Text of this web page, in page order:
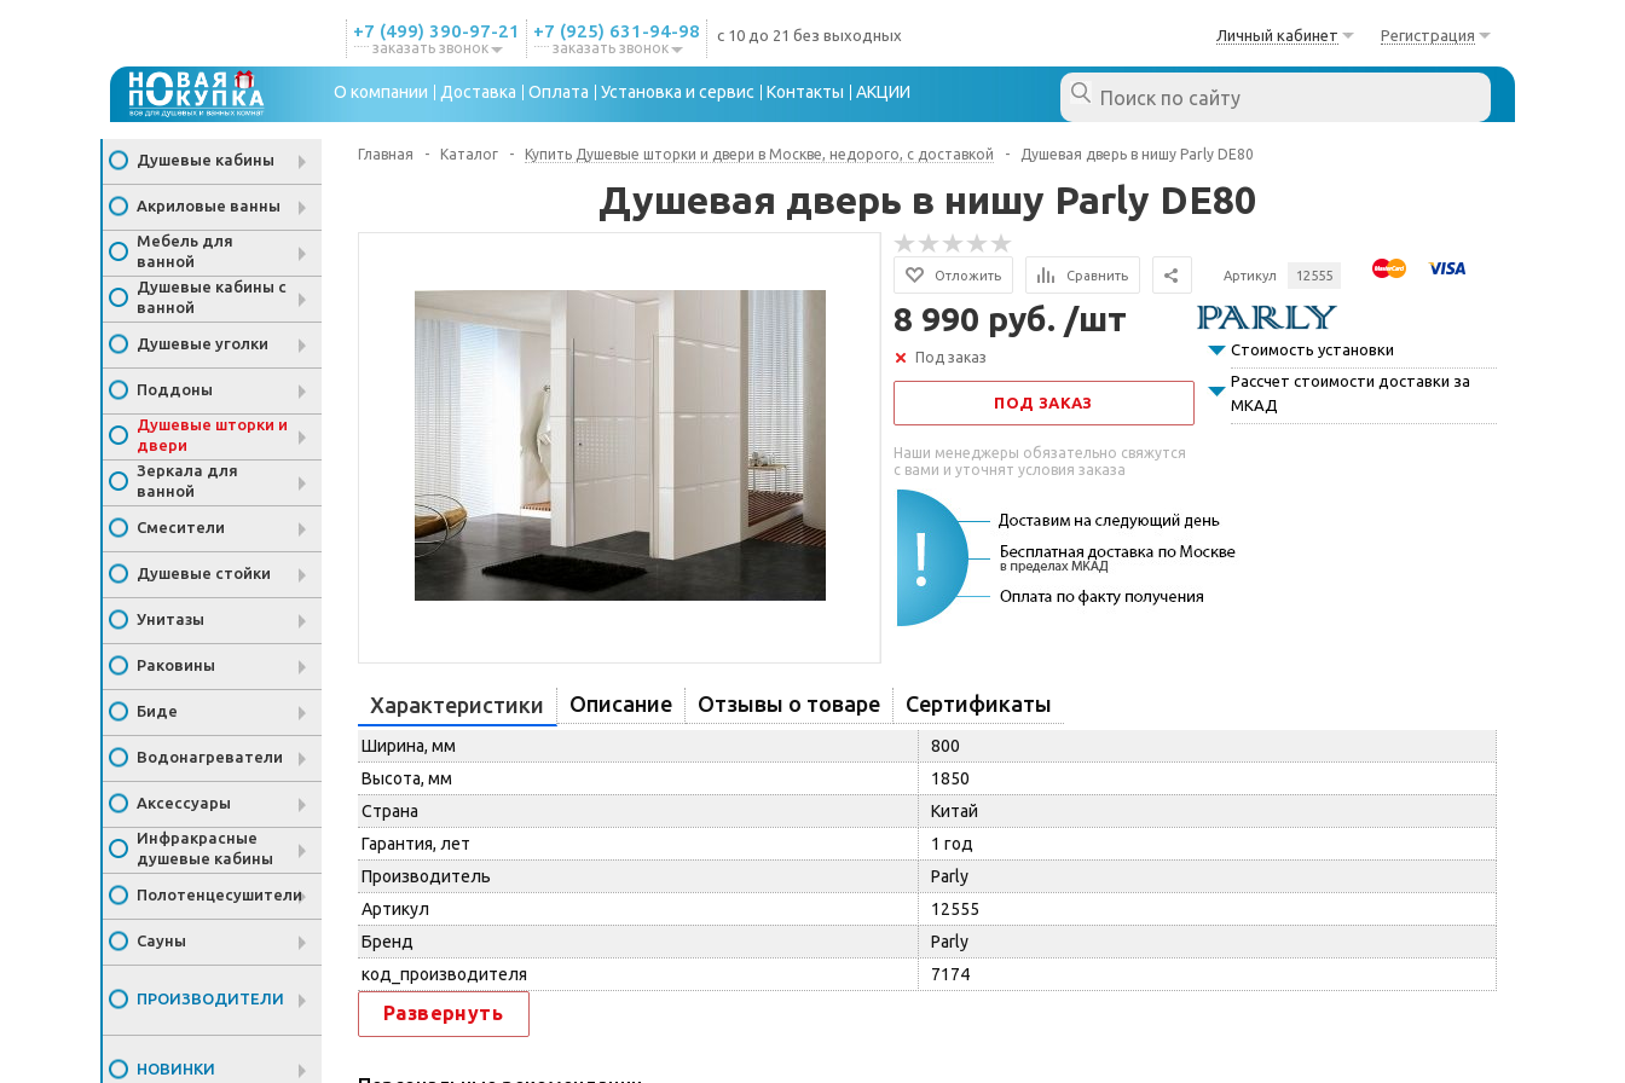
+7 (499) 390-97-21
заказать звонок
+7 (925) 631-94-98
заказать звонок
с 10 до 21 без выходных Личный кабинет Регистрация
О компании Доставка Оплата Установка и сервис Контакты АКЦИИ
Душевые кабины
Акриловые ванны
Мебель для
ванной
Душевые кабины с
ванной
Душевые уголки
Поддоны
Душевые шторки и
двери
Зеркала для
ванной
Смесители
Душевые стойки
Унитазы
Раковины
Биде
Водонагреватели
Аксессуары
Инфракрасные
душевые кабины
Полотенцесушители
Сауны
ПРОИЗВОДИТЕЛИ
НОВИНКИ
Главная - Каталог - Купить Душевые шторки и двери в Москве, недорого, с доставкой - Душевая дверь в нишу Parly DE80
Душевая дверь в нишу Parly DE80
Отложить Сравнить Артикул 12555
8 990 руб. /шт
Под заказ
ПОД ЗАКАЗ
Наши менеджеры обязательно свяжутся
с вами и уточнят условия заказа
Стоимость установки
Рассчет стоимости доставки за
МКАД
Характеристики Описание Отзывы о товаре Сертификаты
Ширина, мм
800
Высота, мм
1850
Страна
Китай
Гарантия, лет
1 год
Производитель
Parly
Артикул
12555
Бренд
Parly
код_производителя
7174
Развернуть